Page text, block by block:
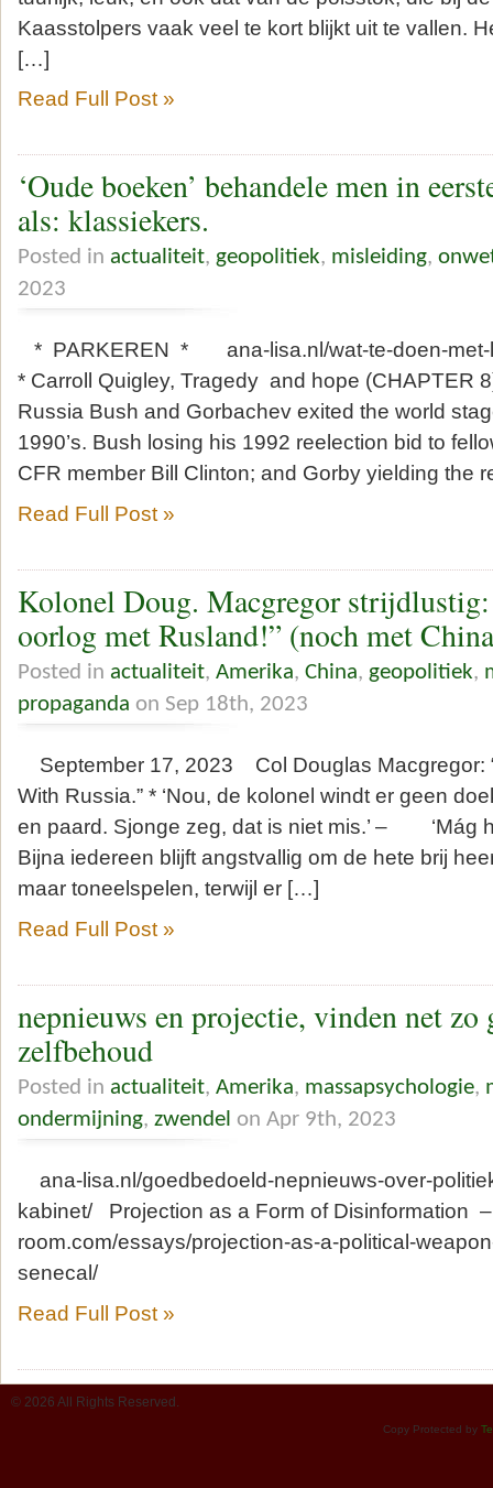
Kaasstolpers vaak veel te kort blijkt uit te vallen.
[…]
Read Full Post »
‘Oude boeken’ behandele men in
als: klassiekers.
Posted in actualiteit, geopolitiek, misleiding,
2023
* PARKEREN * ana-lisa.nl/wat-te-doen-met-
* Carroll Quigley, Tragedy and hope (CHAPTER
Russia Bush and Gorbachev exited the world
1990’s. Bush losing his 1992 reelection bid to
CFR member Bill Clinton; and Gorby yielding the
Read Full Post »
Kolonel Doug. Macgregor
oorlog met Rusland!” (noch met
Posted in actualiteit, Amerika, China, geopolitiek,
propaganda on Sep 18th, 2023
September 17, 2023 Col Douglas Macgregor:
With Russia.” * ‘Nou, de kolonel windt er geen
en paard. Sjonge zeg, dat is niet mis.’ – ‘Mág
Bijna iedereen blijft angstvallig om de hete brij
maar toneelspelen, terwijl er […]
Read Full Post »
nepnieuws en projectie, vinden net zo
zelfbehoud
Posted in actualiteit, Amerika, massapsychologie,
ondermijning, zwendel on Apr 9th, 2023
ana-lisa.nl/goedbedoeld-nepnieuws-over-
kabinet/ Projection as a Form of Disinformation
room.com/essays/projection-as-a-political-
senecal/
Read Full Post »
© 2026 All Rights Reserved.
Copy Protected by